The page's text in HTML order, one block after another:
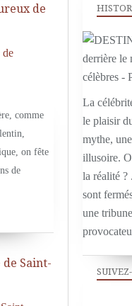
de
comme
on fête
de
de Saint-
La
le plaisir
mythe,
illusoire.
la réalité ?
sont
une